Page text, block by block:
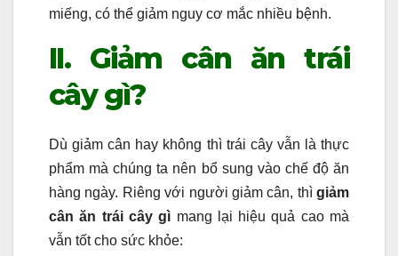
miếng, có thể giảm nguy cơ mắc nhiều bệnh.
II. Giảm cân ăn trái
cây gì?
Dù giảm cân hay không thì trái cây vẫn là thực
phẩm mà chúng ta nên bổ sung vào chế độ ăn
hàng ngày. Riêng với người giảm cân, thì giảm
cân ăn trái cây gì mang lại hiệu quả cao mà
vẫn tốt cho sức khỏe: